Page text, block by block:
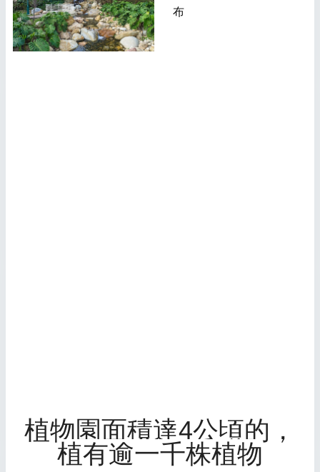
布
植物園面積達4公頃的，
植有逾一千株植物